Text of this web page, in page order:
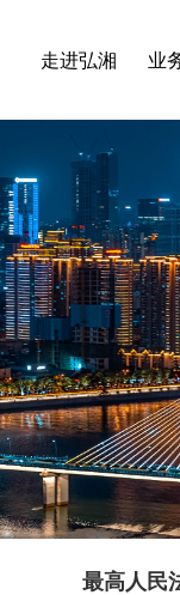
走进弘湘 业
最高人民